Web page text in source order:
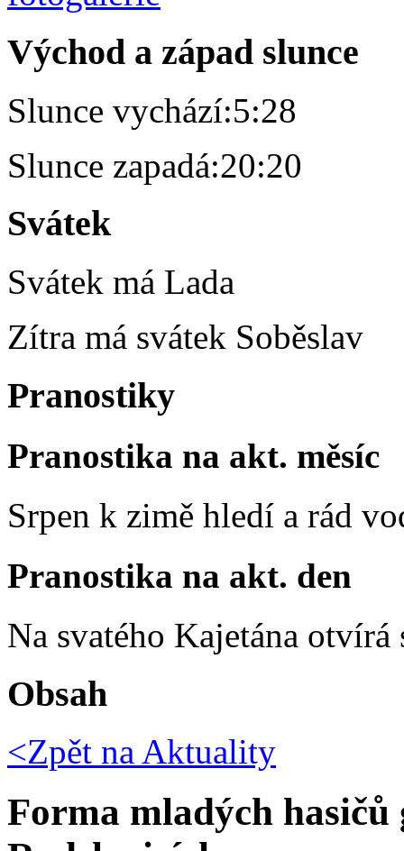
Východ a západ slunce
Slunce vychází:5:28
Slunce zapadá:20:20
Svátek
Svátek má Lada
Zítra má svátek Soběslav
Pranostiky
Pranostika na akt. měsíc
Srpen k zimě hledí a rád
Pranostika na akt. den
Na svatého Kajetána otvírá
Obsah
<Zpět na Aktuality
Forma mladých hasičů